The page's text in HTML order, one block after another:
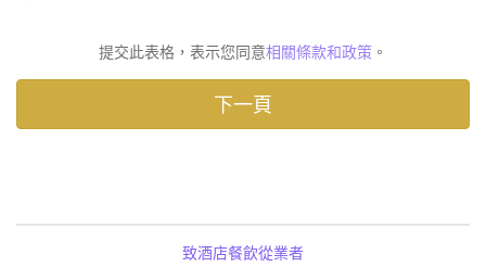
提交此表格，表示您同意相關條款和政策 。
致酒店餐飲從業者